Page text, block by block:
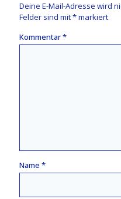
Deine E-Mail-Adresse wird
Felder sind mit*markiert
Kommentar*
Name *